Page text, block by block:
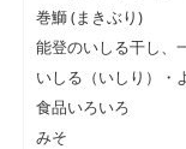
巻鰤 (まきぶり)
能登のいしる干し、
いしる（いしり）・
食品いろいろ
みそ